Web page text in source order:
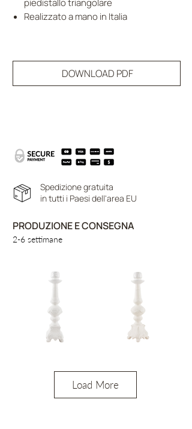
piedistallo triangolare
Realizzato a mano in Italia
DOWNLOAD PDF
Spedizione gratuita
in tutti i Paesi dell'area EU
PRODUZIONE E CONSEGNA
2-6 settimane
Load More